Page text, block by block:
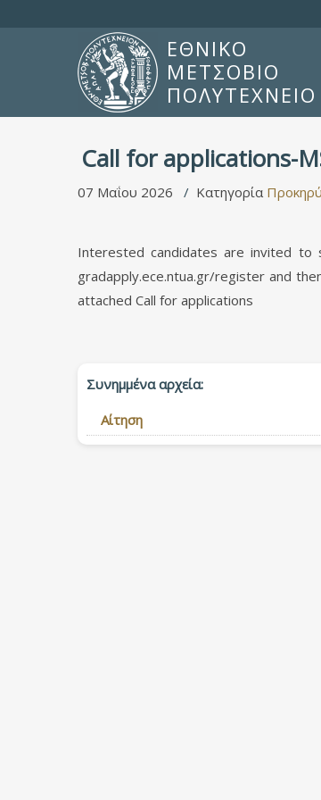
ΕΘΝΙΚΟ
ΜΕΤΣΟΒΙΟ
ΠΟΛΥΤΕΧΝΕΙΟ
Call for applications-
07 Μαΐου 2026 Κατηγορία
Interested candidates are invited to
gradapply.ece.ntua.gr/register and
attached Call for applications
Συνημμένα αρχεία:
Αίτηση